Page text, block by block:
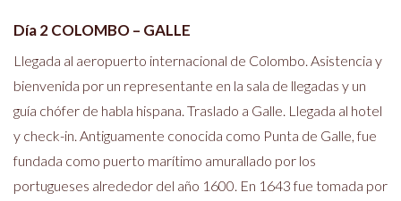
Día 2 COLOMBO – GALLE
Llegada al aeropuerto internacional de Colombo. Asistencia y
bienvenida por un representante en la sala de llegadas y un
guía chófer de habla hispana. Traslado a Galle. Llegada al hotel
y check-in. Antiguamente conocida como Punta de Galle, fue
fundada como puerto marítimo amurallado por los
portugueses alrededor del año 1600. En 1643 fue tomada por